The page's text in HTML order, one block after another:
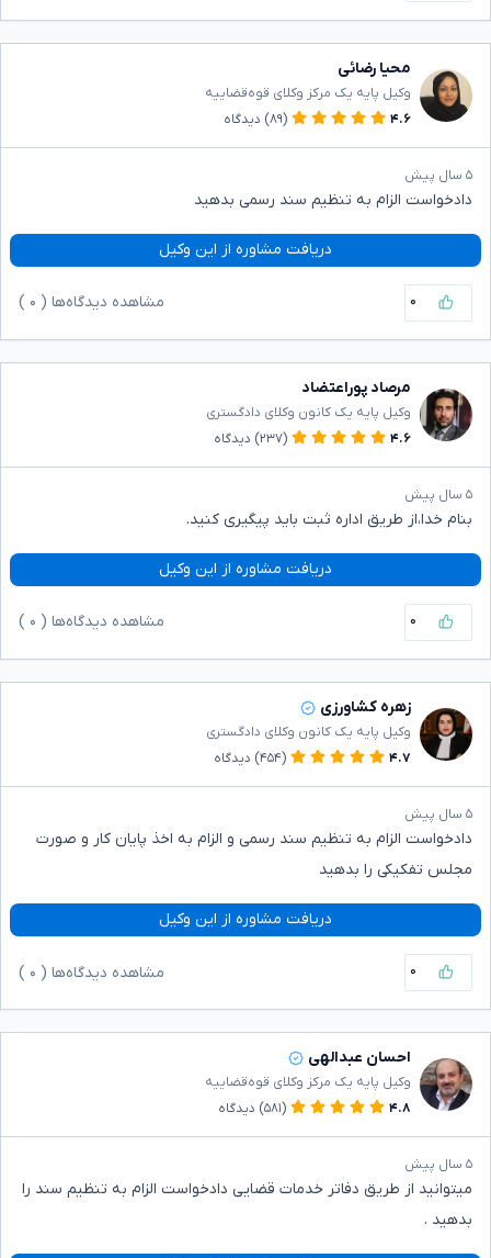
محیا رضائی
وکیل پایه یک مرکز وکلای قوه‌قضاییه
۴.۶
(۸۹) دیدگاه
۵ سال پیش
دادخواست الزام به تنظیم سند رسمی بدهید
دریافت مشاوره از این وکیل
۰ مشاهده دیدگاه‌ها ( ۰
مرصاد پوراعتضاد
وکیل پایه یک کانون وکلای دادگستری
۴.۶
(۲۳۷) دیدگاه
۵ سال پیش
بنام خدا،از طریق اداره ثبت باید پیگیری کنید.
دریافت مشاوره از این وکیل
۰ مشاهده دیدگاه‌ها ( ۰
زهره کشاورزی
وکیل پایه یک کانون وکلای دادگستری
۴.۷
(۴۵۴) دیدگاه
۵ سال پیش
دادخواست الزام به تنظیم سند رسمی و الزام به اخذ پایان کار و صورت
مجلس تفکیکی را بدهید
دریافت مشاوره از این وکیل
۰ مشاهده دیدگاه‌ها ( ۰
احسان عبدالهی
وکیل پایه یک مرکز وکلای قوه‌قضاییه
۴.۸
(۵۸۱) دیدگاه
۵ سال پیش
میتوانید از طریق دفاتر خدمات قضایی دادخواست الزام به تنظیم سند را
بدهید .